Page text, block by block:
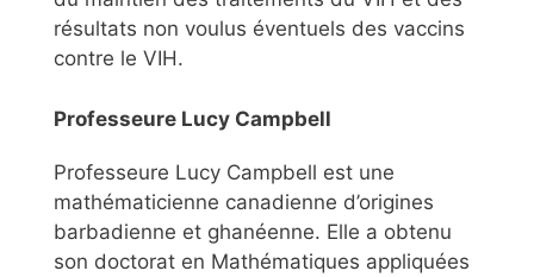
résultats non voulus éventuels des vaccins
contre le VIH.
Professeure Lucy Campbell
Professeure Lucy Campbell est une
mathématicienne canadienne d’origines
barbadienne et ghanéenne. Elle a obtenu
son doctorat en Mathématiques appliquées